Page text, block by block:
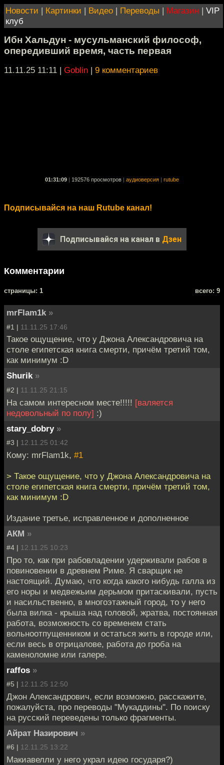
Новости | Картинки | Видео | Переводы | Магазин | VIP
клуб
Ибн Хальдун - мусульманский философ,
опередивший время, часть первая
11.11.25 11:11 | Goblin | 9 комментариев
01:31:09 192576 просмотров аудиоверсия rutube
Подписывайся на наш Rutube канал!
Подписывайся на канал в Дзен
Комментарии
cтраницы: 1 всего: 9
mrFlam1k »
#1 | 11.11.25 17:46
Такое ощущение, что у Джона Александровича на
столе египетская книга смерти, причём третий том,
как минимум :D
Shurik »
#2 | 11.11.25 21:15
На самом интересном месте!!!!! [валяется
недовольный по полу] :)
stary_dobry »
#3 | 12.11.25 01:42
Кому: mrFlam1k, #1
> Такое ощущение, что у Джона Александровича на
столе египетская книга смерти, причём третий том,
как минимум :D
Издание третье, исправленное и дополненное
АКМ »
#4 | 12.11.25 10:23
Про то, как при рабовладении удерживали рабов в
повиновении в древнем Риме. Я сварщик не
настоящий. Думаю, что когда какого нибудь галла из
его норы и медвежьим дерьмом притаскивали, пусть
и насильственно, в многоэтажный город, то у него
была вилка - крыша над головой, жратва, постоянная
работа, возможность со временем стать
вольноотпущенником и остаться жить в городе или,
если весь в отрицалове, работа до гроба на
каменоломне или галере.
raffos »
#5 | 12.11.25 12:50
Джон Александрович, если возможно, расскажите,
пожалуйста, про переводы "Мукаддины". По поиску
на русский переведены только фрагменты.
Айрат Назирович »
#6 | 12.11.25 13:22
Макиавелли у него украл идею государя?)